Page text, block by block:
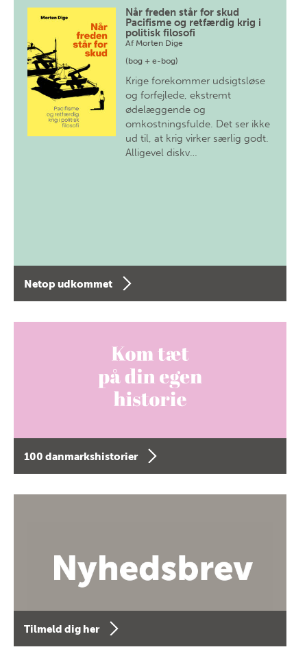
Når freden står for skud
Pacifisme og retfærdig krig i
politisk filosofi
Af Morten Dige
(bog + e-bog)
Krige forekommer udsigtsløse
og forfejlede, ekstremt
ødelæggende og
omkostningsfulde. Det ser ikke
ud til, at krig virker særlig godt.
Alligevel diskv…
Netop udkommet
100 danmarkshistorier
Tilmeld dig her